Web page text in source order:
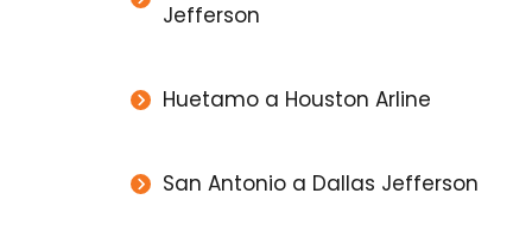
Jefferson
Huetamo a Houston Arline
San Antonio a Dallas Jefferson